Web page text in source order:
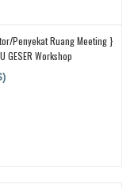
Penyekat Ruang Meeting }
GESER Workshop